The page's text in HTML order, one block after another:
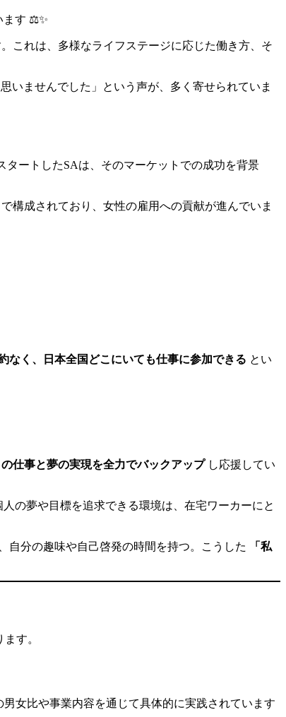
ます ⚖️✨
これは、多様なライフステージに応じた働き方、そ
いませんでした」という声が、多く寄せられていま
ートしたSAは、そのマーケットでの成功を背景
で構成されており、女性の雇用への貢献が進んでいま
なく、日本全国どこにいても仕事に参加できる とい
仕事と夢の実現を全力でバックアップし応援してい
の夢や目標を追求できる環境は、在宅ワーカーにと
自分の趣味や自己啓発の時間を持つ。こうした
「私
す。
女比や事業内容を通じて具体的に実践されています